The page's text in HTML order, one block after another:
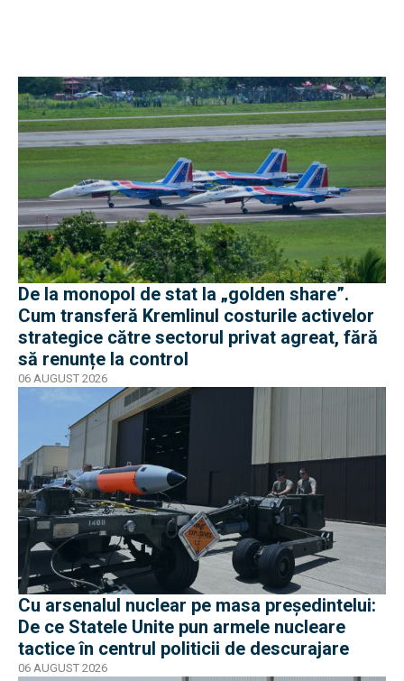
De la monopol de stat la „golden share”.
Cum transferă Kremlinul costurile activelor
strategice către sectorul privat agreat, fără
să renunțe la control
06 AUGUST 2026
Cu arsenalul nuclear pe masa preşedintelui:
De ce Statele Unite pun armele nucleare
tactice în centrul politicii de descurajare
06 AUGUST 2026